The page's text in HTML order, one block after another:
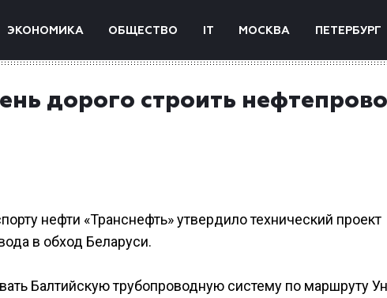
ЭКОНОМИКА ОБЩЕСТВО IT МОСКВА ПЕТЕРБУРГ
дорого строить
нефти «Транснефть» утвердило технический проект
в обход Беларуси.
Балтийскую трубопроводную систему по маршруту